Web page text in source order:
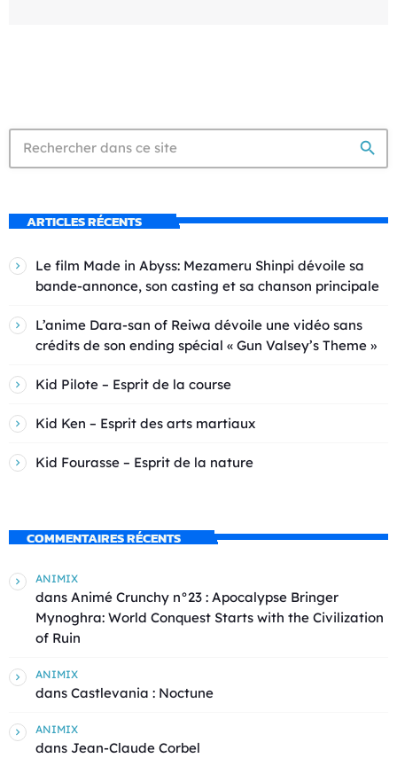
search
ARTICLES RÉCENTS
Le film Made in Abyss: Mezameru Shinpi dévoile sa
bande-annonce, son casting et sa chanson principale
L’anime Dara-san of Reiwa dévoile une vidéo sans
crédits de son ending spécial « Gun Valsey’s Theme »
Kid Pilote – Esprit de la course
Kid Ken – Esprit des arts martiaux
Kid Fourasse – Esprit de la nature
COMMENTAIRES RÉCENTS
ANIMIX
dans Animé Crunchy n°23 : Apocalypse Bringer
Mynoghra: World Conquest Starts with the Civilization
of Ruin
ANIMIX
dans Castlevania : Noctune
ANIMIX
dans Jean-Claude Corbel